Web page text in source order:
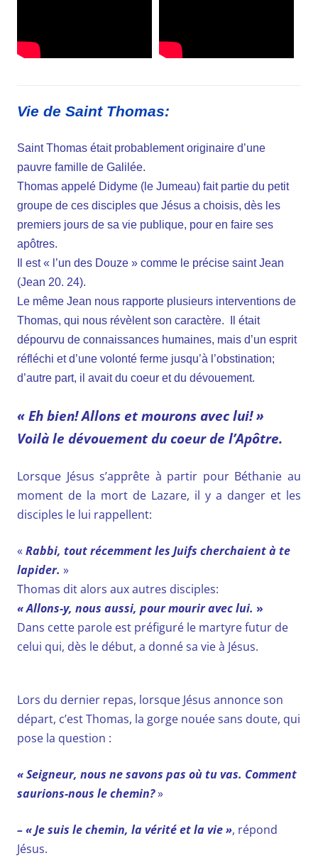
Vie de Saint Thomas:
Saint Thomas était probablement originaire d’une
pauvre famille de Galilée.
Thomas appelé Didyme (le Jumeau) fait partie du petit
groupe de ces disciples que Jésus a choisis, dès les
premiers jours de sa vie publique, pour en faire ses
apôtres.
Il est « l’un des Douze » comme le précise saint Jean
(Jean 20. 24).
Le même Jean nous rapporte plusieurs interventions de
Thomas, qui nous révèlent son caractère. Il était
dépourvu de connaissances humaines, mais d’un esprit
réfléchi et d’une volonté ferme jusqu’à l’obstination;
d’autre part, il avait du coeur et du dévouement.
« Eh bien! Allons et mourons avec lui! »
Voilà le dévouement du coeur de l’Apôtre.
Lorsque Jésus s’apprête à partir pour Béthanie au
moment de la mort de Lazare, il y a danger et les
disciples le lui rappellent:
«Rabbi, tout récemment les Juifs cherchaient à te
lapider. »
Thomas dit alors aux autres disciples:
« Allons-y, nous aussi, pour mourir avec lui. »
Dans cette parole est préfiguré le martyre futur de
celui qui, dès le début, a donné sa vie à Jésus.
Lors du dernier repas, lorsque Jésus annonce son
départ, c’est Thomas, la gorge nouée sans doute, qui
pose la question :
« Seigneur, nous ne savons pas où tu vas. Comment
saurions-nous le chemin?»
– « Je suis le chemin, la vérité et la vie », répond
Jésus.